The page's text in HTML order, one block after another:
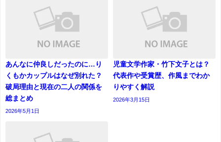
あんなに仲良しだったのに…り
くもかカップルはなぜ別れた？
破局理由と現在の二人の関係を
総まとめ
2026年5月1日
児童文学作家・竹下文子とは？
代表作や受賞歴、作風までわか
りやすく解説
2026年3月15日